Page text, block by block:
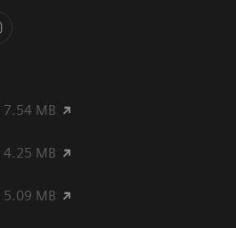
7.54 MB
4.25 MB
5.09 MB